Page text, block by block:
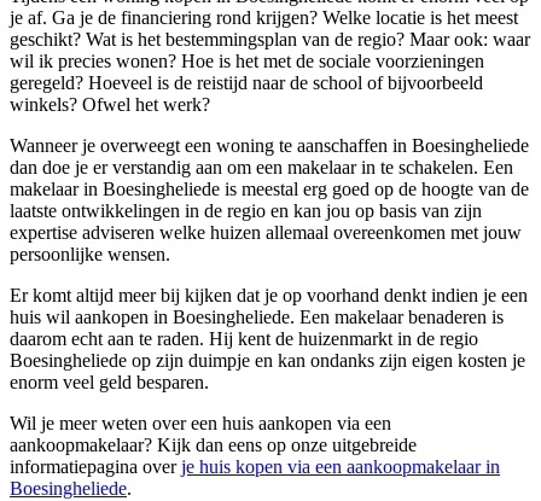
je af. Ga je de financiering rond krijgen? Welke locatie is het meest
geschikt? Wat is het bestemmingsplan van de regio? Maar ook: waar
wil ik precies wonen? Hoe is het met de sociale voorzieningen
geregeld? Hoeveel is de reistijd naar de school of bijvoorbeeld
winkels? Ofwel het werk?
Wanneer je overweegt een woning te aanschaffen in Boesingheliede
dan doe je er verstandig aan om een makelaar in te schakelen. Een
makelaar in Boesingheliede is meestal erg goed op de hoogte van de
laatste ontwikkelingen in de regio en kan jou op basis van zijn
expertise adviseren welke huizen allemaal overeenkomen met jouw
persoonlijke wensen.
Er komt altijd meer bij kijken dat je op voorhand denkt indien je een
huis wil aankopen in Boesingheliede. Een makelaar benaderen is
daarom echt aan te raden. Hij kent de huizenmarkt in de regio
Boesingheliede op zijn duimpje en kan ondanks zijn eigen kosten je
enorm veel geld besparen.
Wil je meer weten over een huis aankopen via een
aankoopmakelaar? Kijk dan eens op onze uitgebreide
informatiepagina overje huis kopen via een aankoopmakelaar in
Boesingheliede.